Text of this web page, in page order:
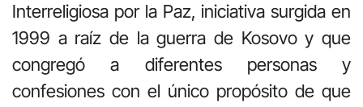
Interreligiosa por la Paz, iniciativa surgida en
1999 a raíz de la guerra de Kosovo y que
congregó a diferentes personas y
confesiones con el único propósito de que